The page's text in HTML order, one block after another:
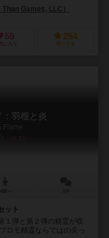
Games, LLC）
59
に入り
254
持ってる
：羽根と炎
Flame
6.3
ット
１弾と第２弾の精霊が収
ロモ精霊ならではの尖っ